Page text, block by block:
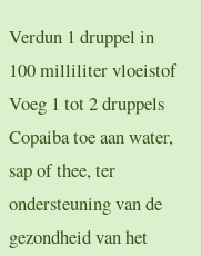
Verdun 1 druppel in
100 milliliter vloeistof
Voeg 1 tot 2 druppels
Copaiba toe aan water,
sap of thee, ter
ondersteuning van de
gezondheid van het